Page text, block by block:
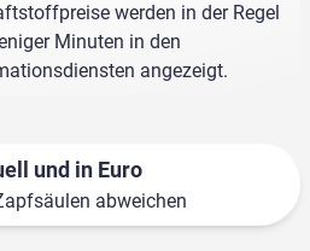
werden in der Regel
Minuten in den
angezeigt.
und in Euro
abweichen